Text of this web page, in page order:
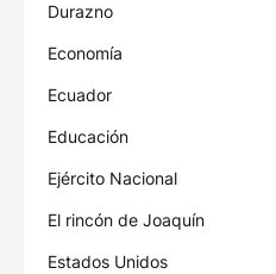
Durazno
Economía
Ecuador
Educación
Ejército Nacional
El rincón de Joaquín
Estados Unidos